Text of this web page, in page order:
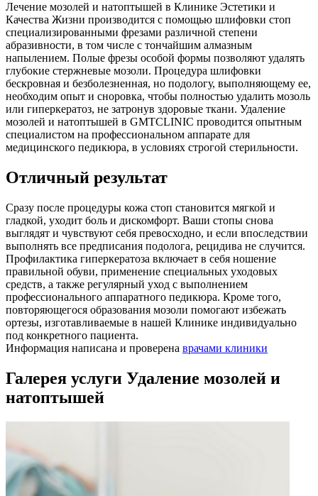
Лечение мозолей и натоптышей в Клинике Эстетики и
Качества Жизни производится с помощью шлифовки стоп
специализированными фрезами различной степени
абразивности, в том числе с тончайшим алмазным
напылением. Полые фрезы особой формы позволяют удалять
глубокие стержневые мозоли. Процедура шлифовки
бескровная и безболезненная, но подологу, выполняющему ее,
необходим опыт и сноровка, чтобы полностью удалить мозоль
или гиперкератоз, не затронув здоровые ткани. Удаление
мозолей и натоптышей в GMTCLINIC проводится опытным
специалистом на профессиональном аппарате для
медицинского педикюра, в условиях строгой стерильности.
Отличный результат
Сразу после процедуры кожа стоп становится мягкой и
гладкой, уходит боль и дискомфорт. Ваши стопы снова
выглядят и чувствуют себя превосходно, и если впоследствии
выполнять все предписания подолога, рецидива не случится.
Профилактика гиперкератоза включает в себя ношение
правильной обуви, применение специальных уходовых
средств, а также регулярный уход с выполнением
профессионального аппаратного педикюра. Кроме того,
повторяющегося образования мозоли помогают избежать
ортезы, изготавливаемые в нашей Клинике индивидуально
под конкретного пациента.
Информация написана и проверена врачами клиники
Галерея услуги Удаление мозолей и
натоптышей